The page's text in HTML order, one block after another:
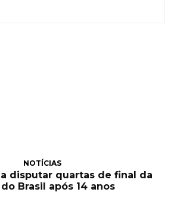
NOTÍCIAS
disputar quartas de final da
Brasil após 14 anos